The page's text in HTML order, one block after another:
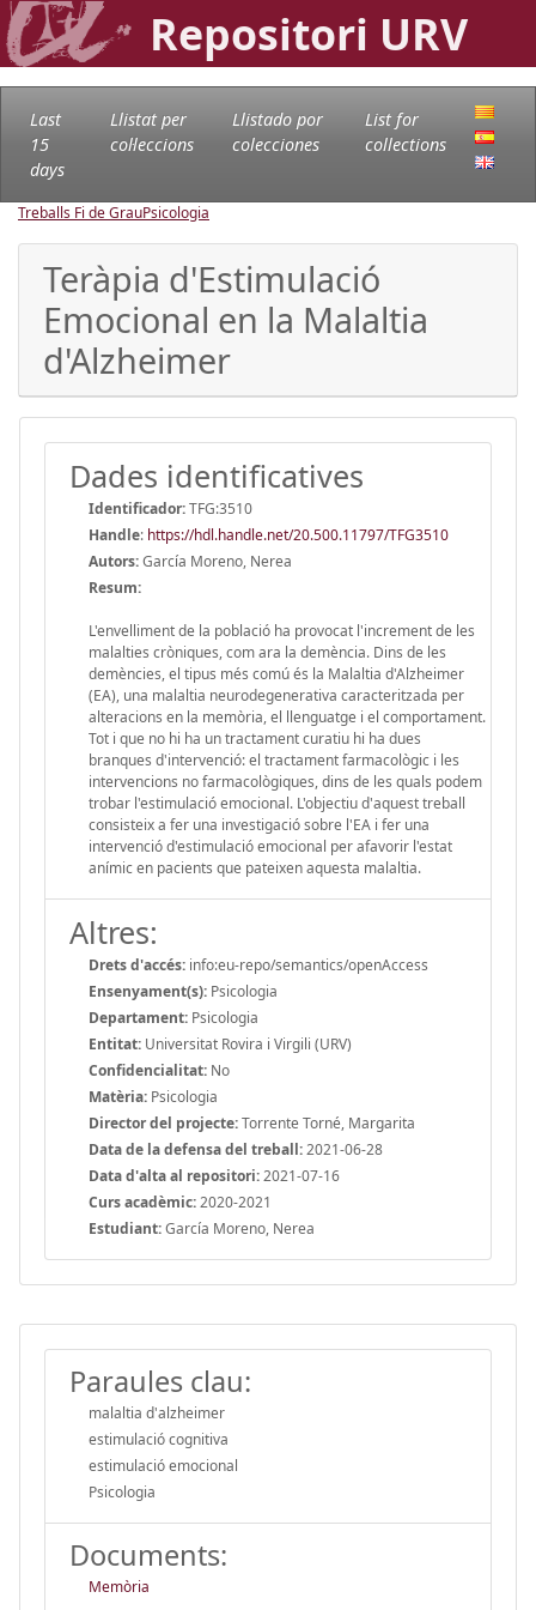
Repositori URV
Last
15
days
Llistat per
col·leccions
Llistado por
colecciones
List for
collections
Treballs Fi de GrauPsicologia
Teràpia d'Estimulació
Emocional en la Malaltia
d'Alzheimer
Dades identificatives
Identificador:TFG:3510
Handle: https://hdl.handle.net/20.500.11797/TFG3510
Autors:García Moreno, Nerea
Resum:
L'envelliment de la població ha provocat l'increment de les
malalties cròniques, com ara la demència. Dins de les
demències, el tipus més comú és la Malaltia d'Alzheimer
(EA), una malaltia neurodegenerativa caracteritzada per
alteracions en la memòria, el llenguatge i el comportament.
Tot i que no hi ha un tractament curatiu hi ha dues
branques d'intervenció: el tractament farmacològic i les
intervencions no farmacològiques, dins de les quals podem
trobar l'estimulació emocional. L'objectiu d'aquest treball
consisteix a fer una investigació sobre l'EA i fer una
intervenció d'estimulació emocional per afavorir l'estat
anímic en pacients que pateixen aquesta malaltia.
Altres:
Drets d'accés: info:eu-repo/semantics/openAccess
Ensenyament(s): Psicologia
Departament: Psicologia
Entitat: Universitat Rovira i Virgili (URV)
Confidencialitat: No
Matèria: Psicologia
Director del projecte:Torrente Torné, Margarita
Data de la defensa del treball:2021-06-28
Data d'alta al repositori:2021-07-16
Curs acadèmic:2020-2021
Estudiant:García Moreno, Nerea
Paraules clau:
malaltia d'alzheimer
estimulació cognitiva
estimulació emocional
Psicologia
Documents:
Memòria